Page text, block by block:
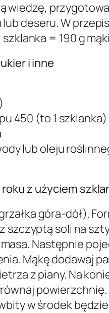
wiedzę,
deseru. W
= 190 g
i inne
450 (to 1 szklanka)
lub oleju
z użyciem
góra-dół).
szczyptą soli na
Następnie
Mąkę dodawaj
z piany. Na
w środek